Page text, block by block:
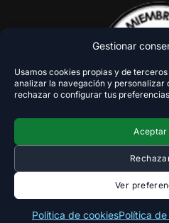
Gestionar
Usamos cookies propias y de
analizar la navegación y personalizar
rechazar o configurar tus
Aceptar
Ver
Política de cookiesPolítica